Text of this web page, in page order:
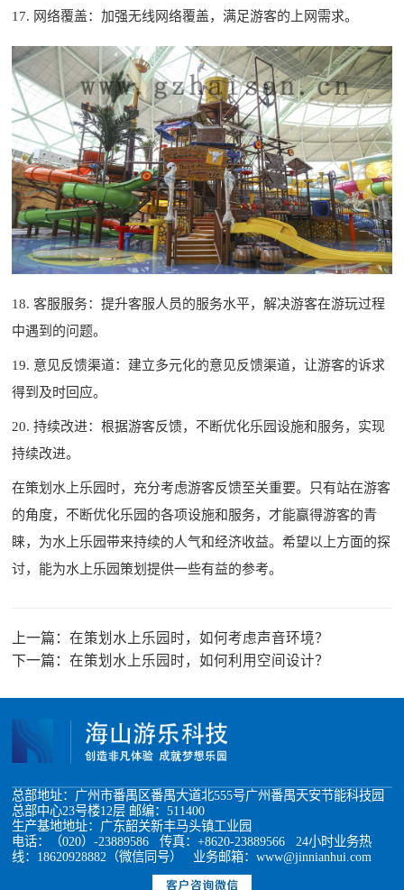
17. 网络覆盖：加强无线网络覆盖，满足游客的上网需求。
18. 客服服务：提升客服人员的服务水平，解决游客在游玩过程
中遇到的问题。
19. 意见反馈渠道：建立多元化的意见反馈渠道，让游客的诉求
得到及时回应。
20. 持续改进：根据游客反馈，不断优化乐园设施和服务，实现
持续改进。
在策划水上乐园时，充分考虑游客反馈至关重要。只有站在游客
的角度，不断优化乐园的各项设施和服务，才能赢得游客的青
睐，为水上乐园带来持续的人气和经济收益。希望以上方面的探
讨，能为水上乐园策划提供一些有益的参考。
上一篇：在策划水上乐园时，如何考虑声音环境？
下一篇：在策划水上乐园时，如何利用空间设计？
总部地址：广州市番禺区番禺大道北555号广州番禺天安节能科技园
总部中心23号楼12层 邮编：511400
生产基地地址：广东韶关新丰马头镇工业园
电话：（020）-23889586 传真：+8620-23889566 24小时业务热
线：18620928882（微信同号） 业务邮箱：www@jinnianhui.com